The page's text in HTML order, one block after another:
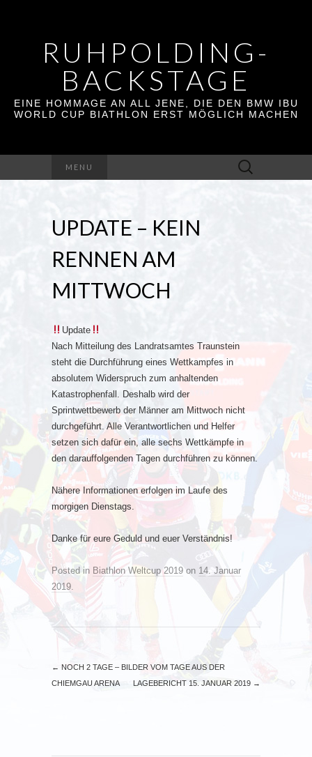
RUHPOLDING-
BACKSTAGE
EINE HOMMAGE AN ALL JENE, DIE DEN BMW IBU
WORLD CUP BIATHLON ERST MÖGLICH MACHEN
MENU
Suchen
nach:
UPDATE – KEIN
RENNEN AM
MITTWOCH
Update
Nach Mitteilung des Landratsamtes Traunstein
steht die Durchführung eines Wettkampfes in
absolutem Widerspruch zum anhaltenden
Katastrophenfall. Deshalb wird der
Sprintwettbewerb der Männer am Mittwoch nicht
durchgeführt. Alle Verantwortlichen und Helfer
setzen sich dafür ein, alle sechs Wettkämpfe in
den darauffolgenden Tagen durchführen zu können.
Nähere Informationen erfolgen im Laufe des
morgigen Dienstags.
Danke für eure Geduld und euer Verständnis!
Posted in Biathlon Weltcup 2019on 14. Januar
2019.
← NOCH 2 TAGE – BILDER VOM TAGE AUS DER
CHIEMGAU ARENA
LAGEBERICHT 15. JANUAR 2019 →